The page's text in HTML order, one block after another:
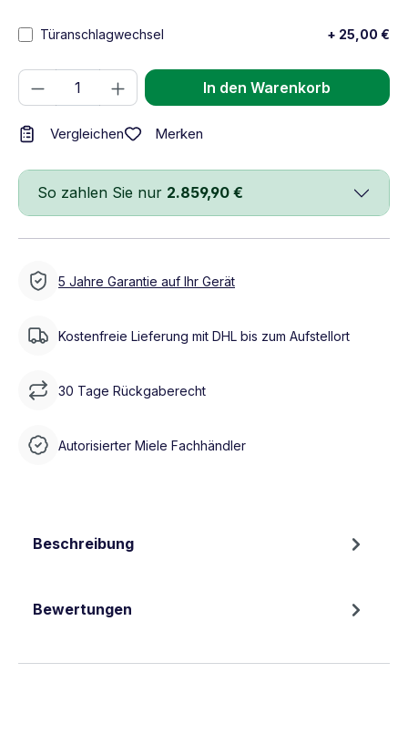
Türanschlagwechsel + 25,00 €
Produkt Anzahl: Gib den gewünschten
In den Warenkorb
Vergleichen Merken
So zahlen Sie nur 2.859,90 €
5 Jahre Garantie auf Ihr Gerät
Kostenfreie Lieferung mit DHL bis zum Aufstellort
30 Tage Rückgaberecht
Autorisierter Miele Fachhändler
Beschreibung
Bewertungen